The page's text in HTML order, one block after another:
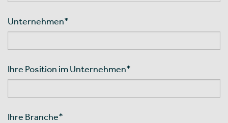
Unternehmen*
Ihre Position im Unternehmen*
Ihre Branche*